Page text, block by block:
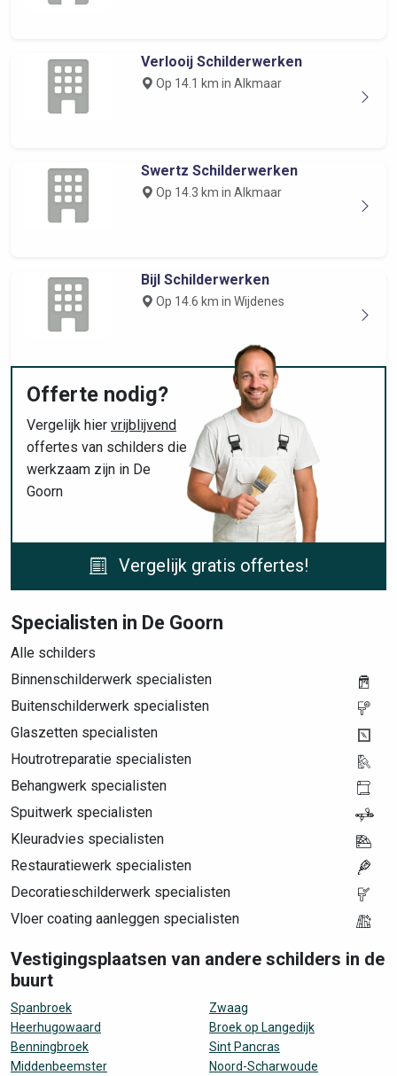
Verlooij Schilderwerken
Op 14.1 km in Alkmaar
Swertz Schilderwerken
Op 14.3 km in Alkmaar
Bijl Schilderwerken
Op 14.6 km in Wijdenes
Offerte nodig?
Vergelijk hier vrijblijvend
offertes van schilders die
werkzaam zijn in De
Goorn
Vergelijk gratis offertes!
Specialisten in De Goorn
Alle schilders
Binnenschilderwerk specialisten
Buitenschilderwerk specialisten
Glaszetten specialisten
Houtrotreparatie specialisten
Behangwerk specialisten
Spuitwerk specialisten
Kleuradvies specialisten
Restauratiewerk specialisten
Decoratieschilderwerk specialisten
Vloer coating aanleggen specialisten
Vestigingsplaatsen van andere schilders in de
buurt
Spanbroek
Heerhugowaard
Benningbroek
Middenbeemster
Zwaag
Broek op Langedijk
Sint Pancras
Noord-Scharwoude